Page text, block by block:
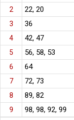
2 22, 20
3 36
4 42, 47
5 56, 58, 53
6 64
7 72, 73
8 89, 82
9 98, 98, 92, 99